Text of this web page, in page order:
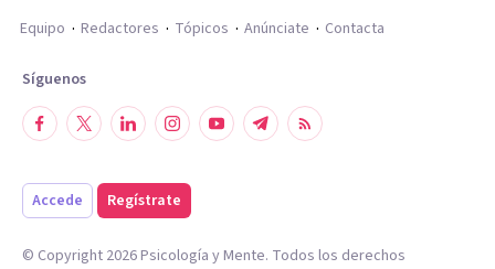
Equipo
Redactores Tópicos Anúnciate Contacta
Síguenos
Accede Regístrate
© Copyright 2026Psicología y Mente. Todos los derechos